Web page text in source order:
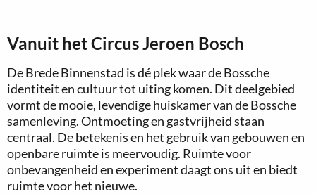
Vanuit het Circus Jeroen Bosch
De Brede Binnenstad is dé plek waar de Bossche
identiteit en cultuur tot uiting komen. Dit deelgebied
vormt de mooie, levendige huiskamer van de Bossche
samenleving. Ontmoeting en gastvrijheid staan
centraal. De betekenis en het gebruik van gebouwen en
openbare ruimte is meervoudig. Ruimte voor
onbevangenheid en experiment daagt ons uit en biedt
ruimte voor het nieuwe.